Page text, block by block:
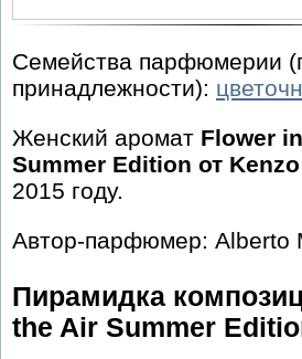
Семейства парфюмерии
принадлежности):
Женский аромат Flower
Summer Edition от Kenzo
2015 году.
Автор-парфюмер: Alberto
Пирамидка
the Air Summer